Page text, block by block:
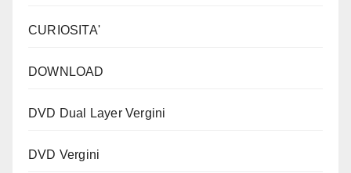
CURIOSITA'
DOWNLOAD
DVD Dual Layer Vergini
DVD Vergini